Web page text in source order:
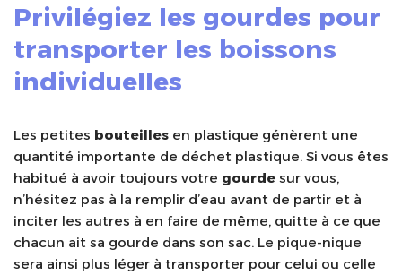
Privilégiez les gourdes pour
transporter les boissons
individuelles
Les petites bouteilles en plastique génèrent une
quantité importante de déchet plastique. Si vous êtes
habitué à avoir toujours votre gourde sur vous,
n’hésitez pas à la remplir d’eau avant de partir et à
inciter les autres à en faire de même, quitte à ce que
chacun ait sa gourde dans son sac. Le pique-nique
sera ainsi plus léger à transporter pour celui ou celle